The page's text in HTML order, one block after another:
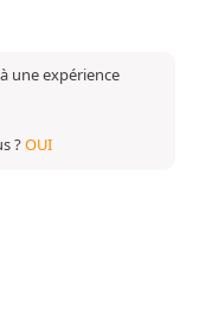
une expérience
?OUI